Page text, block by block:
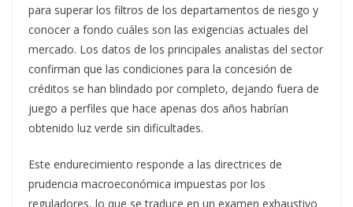
para superar los filtros de los departamentos de riesgo y
conocer a fondo cuáles son las exigencias actuales del
mercado. Los datos de los principales analistas del sector
confirman que las condiciones para la concesión de
créditos se han blindado por completo, dejando fuera de
juego a perfiles que hace apenas dos años habrían
obtenido luz verde sin dificultades.
Este endurecimiento responde a las directrices de
prudencia macroeconómica impuestas por los
reguladores, lo que se traduce en un examen exhaustivo